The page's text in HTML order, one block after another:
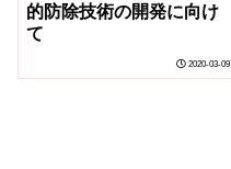
的防除技術の開発に向け
て
2020-03-09